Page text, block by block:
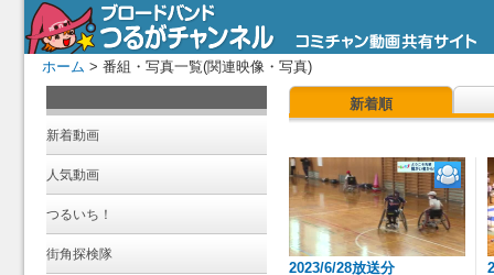
ホーム > 番組・写真一覧(関連映像・写真)
新着動画
人気動画
つるいち！
街角探検隊
新着順
2023/6/28放送分